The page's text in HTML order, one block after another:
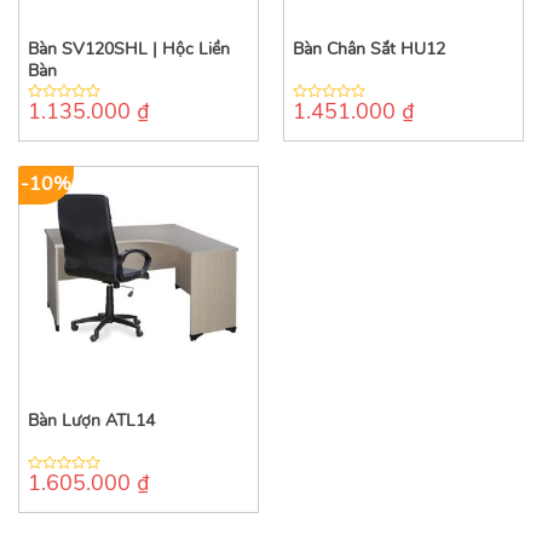
Bàn SV120SHL | Hộc Liền
Bàn
0
of
1.135.000 ₫
Bàn Chân Sắt HU12
0
of
1.451.000 ₫
-10%
Bàn Lượn ATL14
0
of
1.605.000 ₫